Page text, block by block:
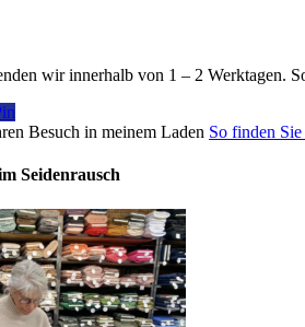
wir innerhalb von 1 – 2 Werktagen.
Besuch in meinem Laden So finden
Seidenrausch